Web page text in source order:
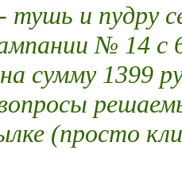
и пудру
№ 14 с
сумму 1399
(просто